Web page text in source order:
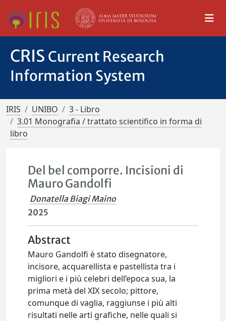
CRIS Current Research
Information System
IRIS UNIBO
3 - Libro
3.01 Monografia / trattato scientifico in forma di
libro
Del bel comporre. Incisioni di
Mauro Gandolfi
Donatella Biagi Maino
2025
Abstract
Mauro Gandolfi è stato disegnatore,
incisore, acquarellista e pastellista tra i
migliori e i più celebri dell’epoca sua, la
prima metà del XIX secolo; pittore,
comunque di vaglia, raggiunse i più alti
risultati nelle arti grafiche, nelle quali si